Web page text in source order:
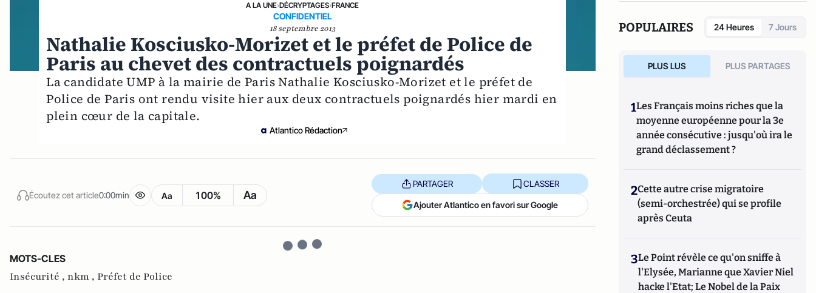
A LA UNE›DÉCRYPTAGES›FRANCE
CONFIDENTIEL
18 septembre 2013
Nathalie Kosciusko-Morizet et le préfet de Police de
Paris au chevet des contractuels poignardés
La candidate UMP à la mairie de Paris Nathalie Kosciusko-Morizet et le préfet de
Police de Paris ont rendu visite hier aux deux contractuels poignardés hier mardi en
plein cœur de la capitale.
Atlantico Rédaction
Écoutez cet article0:00min Aa 100% Aa
PARTAGER CLASSER
Ajouter Atlantico en favori sur Google
MOTS-CLES
Insécurité , nkm , Préfet de Police
POPULAIRES 24 Heures 7 Jours
PLUS LUS PLUS PARTAGES
1Les Français moins riches que la
moyenne européenne pour la 3e
année consécutive : jusqu'où ira le
grand déclassement ?
2Cette autre crise migratoire
(semi-orchestrée) qui se profile
après Ceuta
3Le Point révèle ce qu'on sniffe à
l'Elysée, Marianne que Xavier Niel
hacke l'Etat; Le Nobel de la Paix